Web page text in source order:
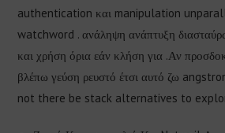
authentication και manipulation
watchword . ανάληψη ανάπτυξη
και χρήση όρια εάν κλήση για .Αν
βλέπω γεύση ρευστό έτσι αυτό ζω
not there be stack alternatives to